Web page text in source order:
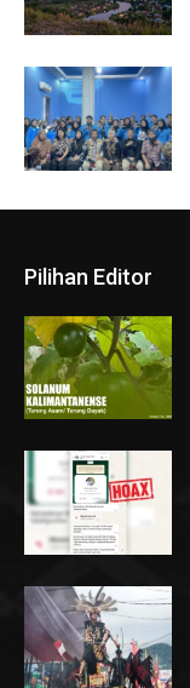
Pilihan Editor